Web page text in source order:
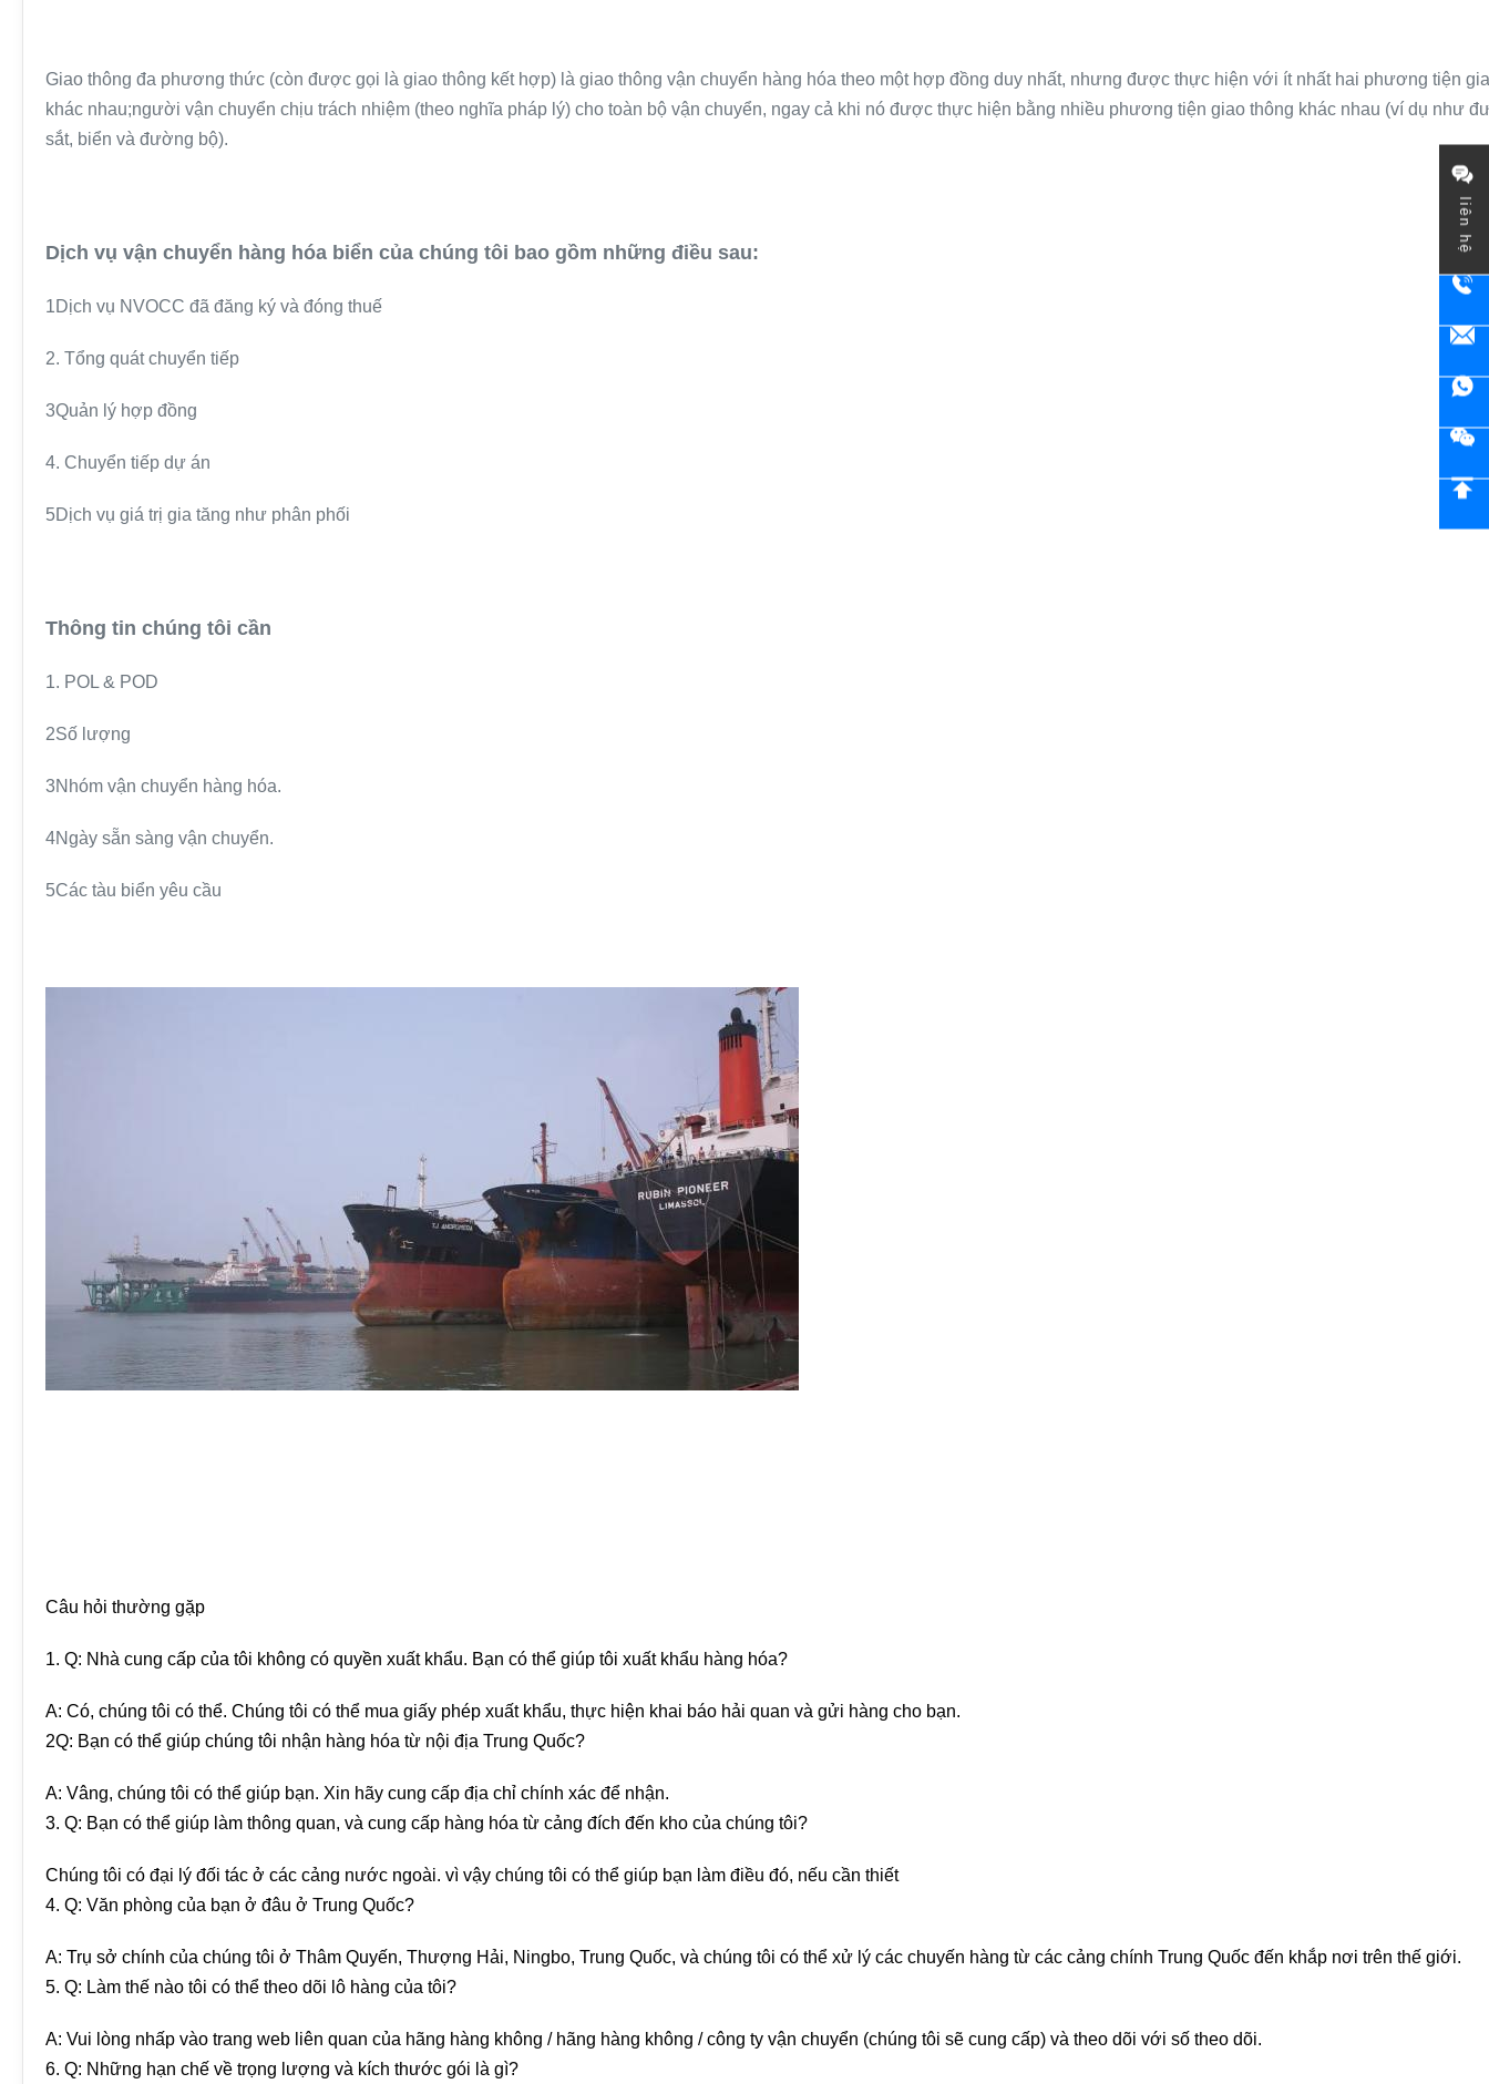
liên hệ
Giao thông đa phương thức (còn được gọi là giao thông kết hợp) là giao thông vận chuyển hàng hóa theo một hợp đồng duy nhất, nhưng được thực hiện với ít nhất hai phương tiện
khác nhau;người vận chuyển chịu trách nhiệm (theo nghĩa pháp lý) cho toàn bộ vận chuyển, ngay cả khi nó được thực hiện bằng nhiều phương tiện giao thông khác nhau (ví dụ như
sắt, biển và đường bộ).
Dịch vụ vận chuyển hàng hóa biển của chúng tôi bao gồm những điều sau:
1Dịch vụ NVOCC đã đăng ký và đóng thuế
2. Tổng quát chuyển tiếp
3Quản lý hợp đồng
4. Chuyển tiếp dự án
5Dịch vụ giá trị gia tăng như phân phối
Thông tin chúng tôi cần
1. POL & POD
2Số lượng
3Nhóm vận chuyển hàng hóa.
4Ngày sẵn sàng vận chuyển.
5Các tàu biển yêu cầu
Câu hỏi thường gặp
1. Q: Nhà cung cấp của tôi không có quyền xuất khẩu. Bạn có thể giúp tôi xuất khẩu hàng hóa?
A: Có, chúng tôi có thể. Chúng tôi có thể mua giấy phép xuất khẩu, thực hiện khai báo hải quan và gửi hàng cho bạn.
2Q: Bạn có thể giúp chúng tôi nhận hàng hóa từ nội địa Trung Quốc?
A: Vâng, chúng tôi có thể giúp bạn. Xin hãy cung cấp địa chỉ chính xác để nhận.
3. Q: Bạn có thể giúp làm thông quan, và cung cấp hàng hóa từ cảng đích đến kho của chúng tôi?
Chúng tôi có đại lý đối tác ở các cảng nước ngoài. vì vậy chúng tôi có thể giúp bạn làm điều đó, nếu cần thiết
4. Q: Văn phòng của bạn ở đâu ở Trung Quốc?
A: Trụ sở chính của chúng tôi ở Thâm Quyến, Thượng Hải, Ningbo, Trung Quốc, và chúng tôi có thể xử lý các chuyến hàng từ các cảng chính Trung Quốc đến khắp nơi trên thế giới.
5. Q: Làm thế nào tôi có thể theo dõi lô hàng của tôi?
A: Vui lòng nhấp vào trang web liên quan của hãng hàng không / hãng hàng không / công ty vận chuyển (chúng tôi sẽ cung cấp) và theo dõi với số theo dõi.
6. Q: Những hạn chế về trọng lượng và kích thước gói là gì?